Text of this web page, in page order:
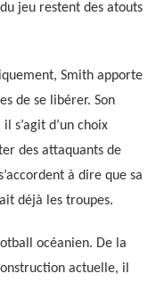
jeu restent des atouts
Smith apporte
de se libérer. Son
s’agit d’un choix
des attaquants de
à dire que sa
déjà les troupes.
océanien. De la
actuelle, il